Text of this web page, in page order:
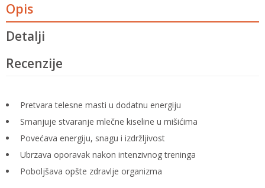
Opis
Detalji
Recenzije
Pretvara telesne masti u dodatnu energiju
Smanjuje stvaranje mlečne kiseline u mišićima
Povećava energiju, snagu i izdržljivost
Ubrzava oporavak nakon intenzivnog treninga
Poboljšava opšte zdravlje organizma